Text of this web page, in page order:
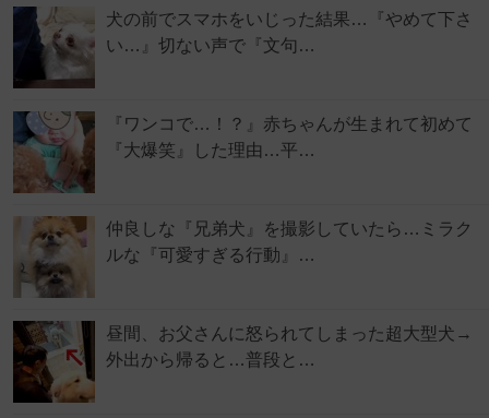
犬の前でスマホをいじった結果…『やめて下さ
い…』切ない声で『文句…
『ワンコで…！？』赤ちゃんが生まれて初めて
『大爆笑』した理由…平…
仲良しな『兄弟犬』を撮影していたら…ミラク
ルな『可愛すぎる行動』…
昼間、お父さんに怒られてしまった超大型犬→
外出から帰ると…普段と…